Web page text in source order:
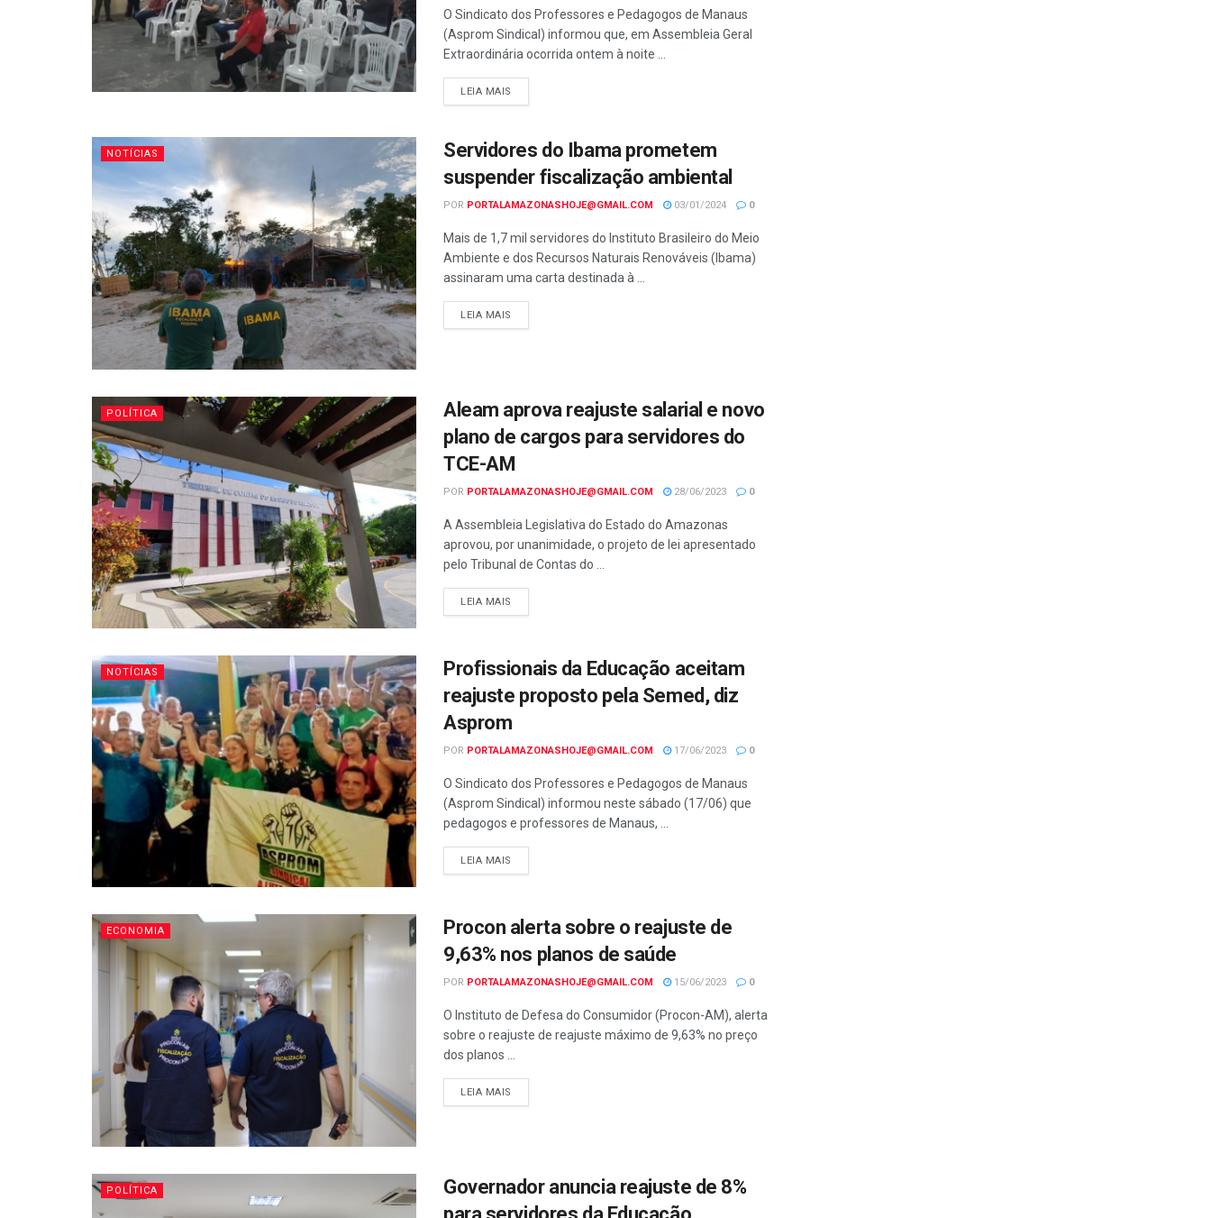
O Sindicato dos Professores e Pedagogos de Manaus
(Asprom Sindical) informou que, em Assembleia Geral
Extraordinária ocorrida ontem à noite ...
LEIA MAIS
NOTÍCIAS
Servidores do Ibama prometem
suspender fiscalização ambiental
POR PORTALAMAZONASHOJE@GMAIL.COM 03/01/2024 0
Mais de 1,7 mil servidores do Instituto Brasileiro do Meio
Ambiente e dos Recursos Naturais Renováveis (Ibama)
assinaram uma carta destinada à ...
LEIA MAIS
POLÍTICA
Aleam aprova reajuste salarial e novo
plano de cargos para servidores do
TCE-AM
POR PORTALAMAZONASHOJE@GMAIL.COM 28/06/2023 0
A Assembleia Legislativa do Estado do Amazonas
aprovou, por unanimidade, o projeto de lei apresentado
pelo Tribunal de Contas do ...
LEIA MAIS
NOTÍCIAS
Profissionais da Educação aceitam
reajuste proposto pela Semed, diz
Asprom
POR PORTALAMAZONASHOJE@GMAIL.COM 17/06/2023 0
O Sindicato dos Professores e Pedagogos de Manaus
(Asprom Sindical) informou neste sábado (17/06) que
pedagogos e professores de Manaus, ...
LEIA MAIS
ECONOMIA
Procon alerta sobre o reajuste de
9,63% nos planos de saúde
POR PORTALAMAZONASHOJE@GMAIL.COM 15/06/2023 0
O Instituto de Defesa do Consumidor (Procon-AM), alerta
sobre o reajuste de reajuste máximo de 9,63% no preço
dos planos ...
LEIA MAIS
POLÍTICA
Governador anuncia reajuste de 8%